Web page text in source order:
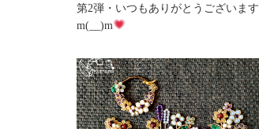
第2弾・いつもありがとうございます
m(__)m